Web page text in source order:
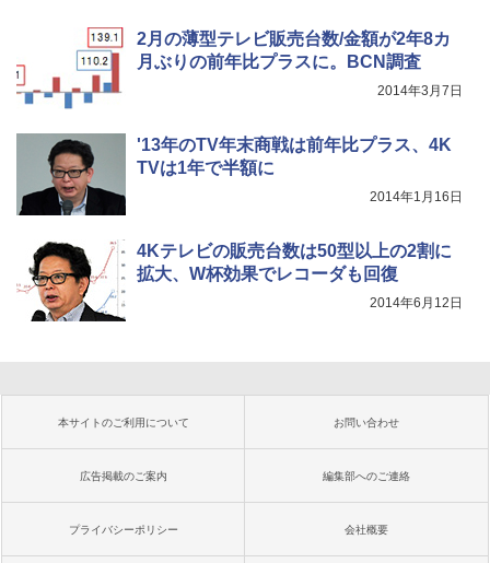
2月の薄型テレビ販売台数/金額が2年8カ
月ぶりの前年比プラスに。BCN調査
2014年3月7日
'13年のTV年末商戦は前年比プラス、4K
TVは1年で半額に
2014年1月16日
4Kテレビの販売台数は50型以上の2割に
拡大、W杯効果でレコーダも回復
2014年6月12日
本サイトのご利用について お問い合わせ
広告掲載のご案内 編集部へのご連絡
プライバシーポリシー 会社概要